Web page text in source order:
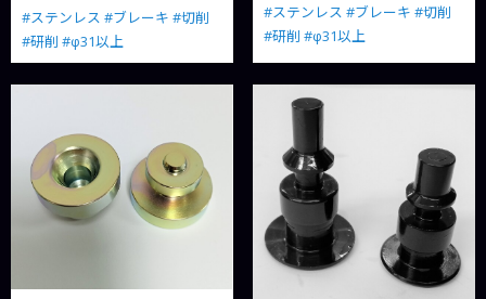
#ステンレス #ブレーキ #切削
#研削 #φ31以上
#ステンレス #ブレーキ #切削
#研削 #φ31以上